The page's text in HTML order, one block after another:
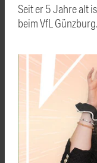
Seit er 5 Jahre alt
beim VfL